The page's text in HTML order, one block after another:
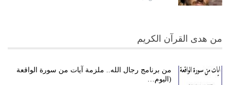
من هدى القرآن الكريم
من برنامج رجال الله.. ملزمة آيات من سورة الواقعة
(اليوم…